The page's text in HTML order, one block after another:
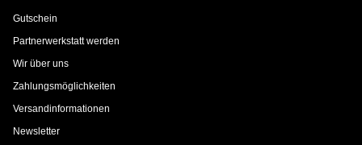
Gutschein
Partnerwerkstatt werden
Wir über uns
Zahlungsmöglichkeiten
Versandinformationen
Newsletter